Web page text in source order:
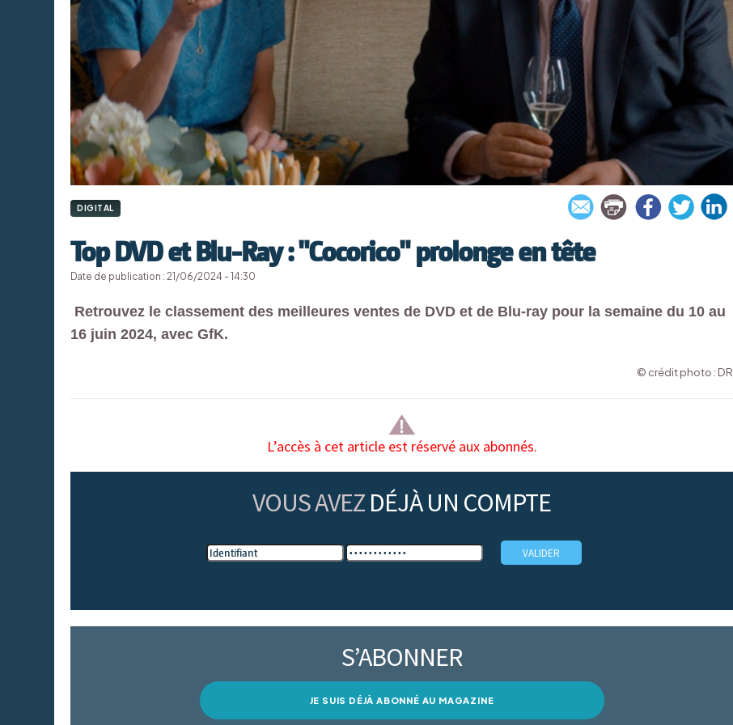
DIGITAL
Top DVD et Blu-Ray : "Cocorico" prolonge en tête
Date de publication : 21/06/2024 - 14:30
Retrouvez le classement des meilleures ventes de DVD et de Blu-ray pour la semaine du 10 au
16 juin 2024, avec GfK.
© crédit photo : DR
L’accès à cet article est réservé aux abonnés.
VOUS AVEZ DÉJÀ UN COMPTE
S’ABONNER
JE SUIS DÉJÀ ABONNÉ AU MAGAZINE